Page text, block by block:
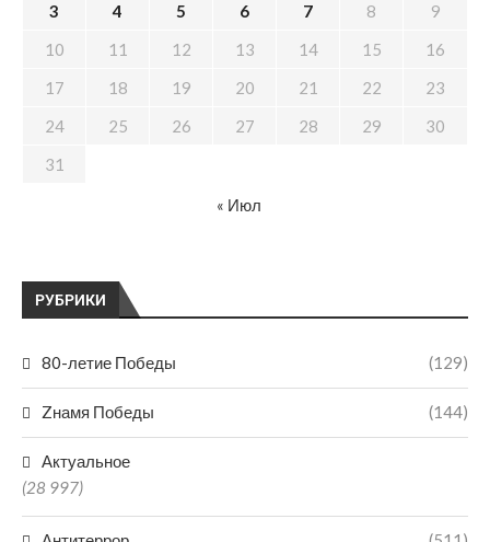
РУБРИКИ
80-летие Победы (129)
Zнамя Победы (144)
Актуальное
(28 997)
3
4 5 6 7 8
9
10
11 12 13 14 15
16
17
18 19 20 21 22
23
24
25 26 27 28 29
30
31
« Июл